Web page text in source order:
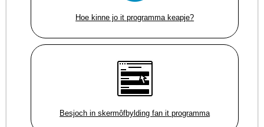
Hoe kinne jo it programma keapje?
Besjoch in skermôfbylding fan it programma